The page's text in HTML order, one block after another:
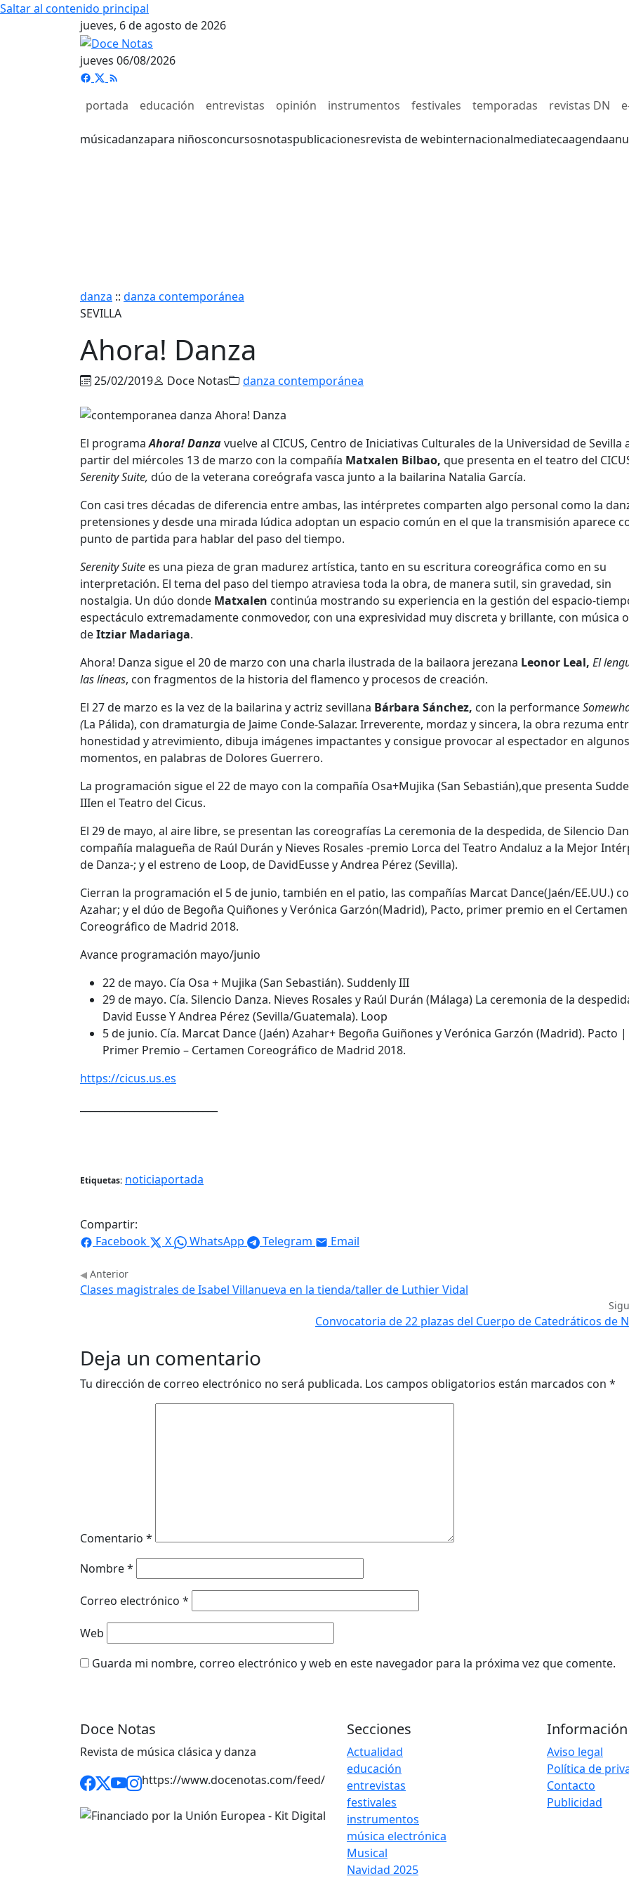
Saltar al contenido principal
jueves, 6 de agosto de 2026
jueves 06/08/2026
portada educación entrevistas opinión instrumentos festivales temporadas revistas DN
músicadanzapara niñosconcursosnotaspublicacionesrevista de webinternacionalmediatecaagenda
danza :: danza contemporánea
SEVILLA
Ahora! Danza
25/02/2019 Doce Notas danza contemporánea
El programaAhora! Danzavuelve al CICUS, Centro de Iniciativas Culturales de la Universidad de Sevilla
partir del miércoles 13 de marzo con la compañía Matxalen Bilbao, que presenta en el teatro del
Serenity Suite, dúo de la veterana coreógrafa vasca junto a la bailarina Natalia García.
Con casi tres décadas de diferencia entre ambas, las intérpretes comparten algo personal como la
pretensiones y desde una mirada lúdica adoptan un espacio común en el que la transmisión aparece
punto de partida para hablar del paso del tiempo.
Serenity Suite es una pieza de gran madurez artística, tanto en su escritura coreográfica como en su
interpretación. El tema del paso del tiempo atraviesa toda la obra, de manera sutil, sin gravedad, sin
nostalgia. Un dúo donde Matxalen continúa mostrando su experiencia en la gestión del espacio-
espectáculo extremadamente conmovedor, con una expresividad muy discreta y brillante, con música
deItziar Madariaga.
Ahora! Danza sigue el 20 de marzo con una charla ilustrada de la bailaora jerezana Leonor Leal, El
las líneas, con fragmentos de la historia del flamenco y procesos de creación.
El 27 de marzo es la vez de la bailarina y actriz sevillana Bárbara Sánchez, con la performance
(La Pálida), con dramaturgia de Jaime Conde-Salazar. Irreverente, mordaz y sincera, la obra rezuma
honestidad y atrevimiento, dibuja imágenes impactantes y consigue provocar al espectador en algunos
momentos, en palabras de Dolores Guerrero.
La programación sigue el 22 de mayo con la compañía Osa+Mujika (San Sebastián),que presenta
IIIen el Teatro del Cicus.
El 29 de mayo, al aire libre, se presentan las coreografías La ceremonia de la despedida, de Silencio
compañía malagueña de Raúl Durán y Nieves Rosales -premio Lorca del Teatro Andaluz a la Mejor
de Danza-; y el estreno de Loop, de DavidEusse y Andrea Pérez (Sevilla).
Cierran la programación el 5 de junio, también en el patio, las compañías Marcat Dance(Jaén/EE.UU.)
Azahar; y el dúo de Begoña Quiñones y Verónica Garzón(Madrid), Pacto, primer premio en el Certamen
Coreográfico de Madrid 2018.
Avance programación mayo/junio
22 de mayo. Cía Osa + Mujika (San Sebastián). Suddenly III
29 de mayo. Cía. Silencio Danza. Nieves Rosales y Raúl Durán (Málaga) La ceremonia de la
David Eusse Y Andrea Pérez (Sevilla/Guatemala). Loop
5 de junio. Cía. Marcat Dance (Jaén) Azahar+ Begoña Guiñones y Verónica Garzón (Madrid). Pacto |
Primer Premio – Certamen Coreográfico de Madrid 2018.
https://cicus.us.es
Etiquetas: noticiaportada
Compartir:
Facebook
X WhatsApp Telegram Email
Anterior
Clases magistrales de Isabel Villanueva en la tienda/taller de Luthier Vidal
Convocatoria de 22 plazas del Cuerpo de Catedráticos de
Deja un comentario
Tu dirección de correo electrónico no será publicada. Los campos obligatorios están marcados con *
Comentario *
Nombre*
Correo electrónico *
Web
Guarda mi nombre, correo electrónico y web en este navegador para la próxima vez que comente.
Doce Notas
Revista de música clásica y danza
https://www.docenotas.com/feed/
Secciones
Actualidad
educación
entrevistas
festivales
instrumentos
música electrónica
Musical
Navidad 2025
Información
Aviso legal
Política de
Contacto
Publicidad